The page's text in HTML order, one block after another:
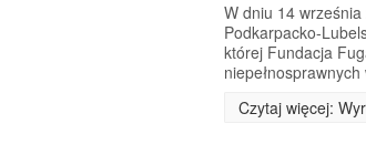
W dniu 14
Podkarpacko-
której Fundacja
Czytaj więcej: